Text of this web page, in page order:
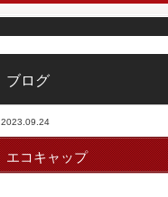
ブログ
2023.09.24
エコキャップ